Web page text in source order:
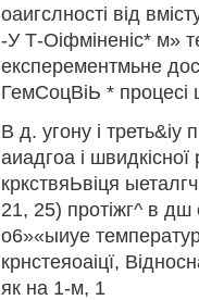
оаигслності від
-У Т-Оіфміненіс* м»
експерементмьне
ГемСоцВіЬ * процесі
В д. угону і треть&іу
аиадгоа і
кркствяЬвіця
21, 25) протіжг^ в
о6»«ыиуе
крнстеяоаіцї,
як на 1-м, 1